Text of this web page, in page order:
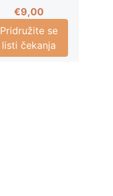
€9,00
Pridružite se
listi čekanja